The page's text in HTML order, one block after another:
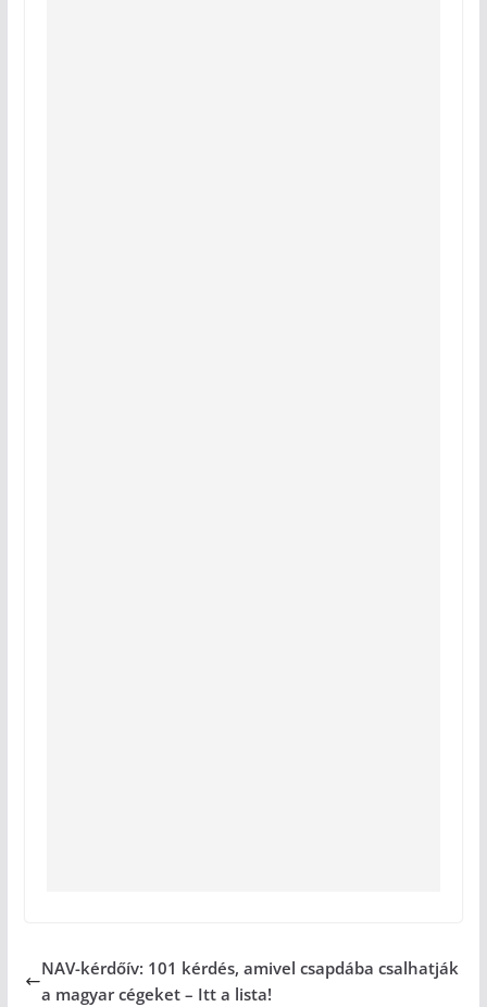
NAV-kérdőív: 101 kérdés, amivel csapdába csalhatják
a magyar cégeket – Itt a lista!